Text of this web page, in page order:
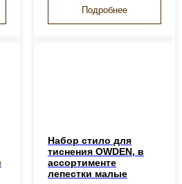
Подробнее
Набор стило для
тиснения OWDEN, в
ассортименте
лепестки малые